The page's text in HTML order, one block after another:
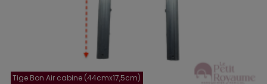
Tige Bon Air cabine (44cmx17,5cm)